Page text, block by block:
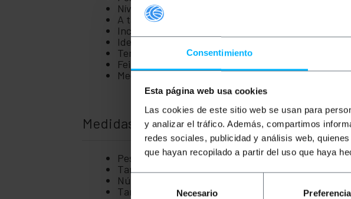
Consentimiento
Esta página web usa cookies
Las cookies de este sitio web se usan para
y analizar el tráfico. Además, compartimos
redes sociales, publicidad y análisis web,
que hayan recopilado a partir del uso que haya
de
Necesario
Nível de resistência IK 10 contra impactos.
A tampa encaixa.
Inclui 4 parafusos para fechar a tampa.
Ideal para alojar conexões elétricas e mecanismos.
Temperatura de instalação de -25 a 60ºC.
Feito de plástico ABS de alta qualidade.
Medidas (altura x largura x profundidade): 150 x
Medidas e Pesos
Peso bruto: 300 g
Tamanhos do produto (largura x profundidade x
Número de pacotes: 1
Tamanhos de pacotes: 15.2 x 14.0 x 11.7 cm